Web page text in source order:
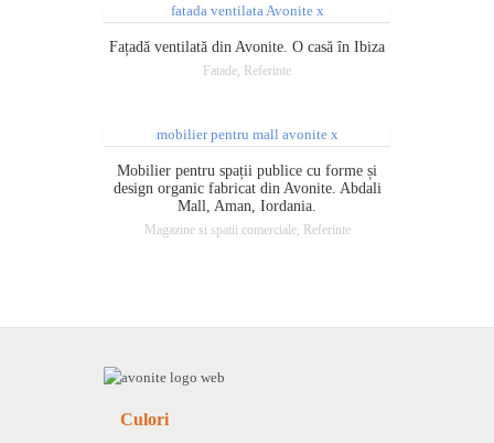
Fațadă ventilată din Avonite. O casă în Ibiza
Fatade, Referinte
Mobilier pentru spații publice cu forme și
design organic fabricat din Avonite. Abdali
Mall, Aman, Iordania.
Magazine si spatii comerciale, Referinte
Culori